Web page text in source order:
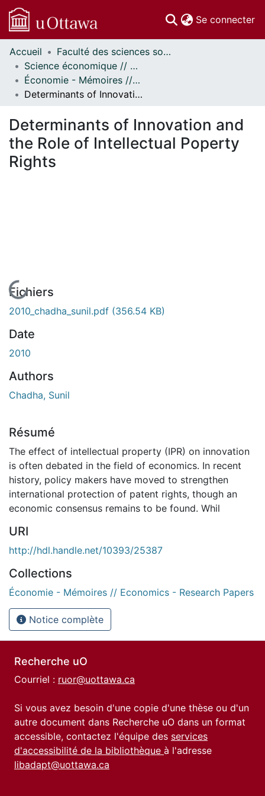
Se connecter
Communautés
et collections
Parcourir
Statistiques
À propos
Accueil
Faculté des sciences sociales // Faculty of Social Sciences
Science économique // Economics
Économie - Mémoires // Economics - Research Papers
Determinants of Innovation and the Role of Intellectual Poperty Rights
Determinants of Innovation and
the Role of Intellectual Poperty
Rights
En cours de chargement...
Fichiers
2010_chadha_sunil.pdf (356.54 KB)
Date
2010
Authors
Chadha, Sunil
Résumé
The effect of intellectual property (IPR) on innovation
is often debated in the field of economics. In recent
history, policy makers have moved to strengthen
international protection of patent rights, though an
economic consensus remains to be found. Whil
URI
http://hdl.handle.net/10393/25387
Collections
Économie - Mémoires // Economics - Research Papers
Notice complète
Recherche uO
Courriel : ruor@uottawa.ca
Si vous avez besoin d'une copie d'une thèse ou d'un
autre document dans Recherche uO dans un format
accessible, contactez l'équipe des services
d'accessibilité de la bibliothèque à l'adresse
libadapt@uottawa.ca